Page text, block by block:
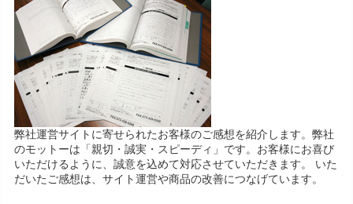
弊社運営サイトに寄せられたお客様のご感想を紹介します。弊社
のモットーは「親切・誠実・スピーディ」です。お客様にお喜び
いただけるように、誠意を込めて対応させていただきます。 いた
だいたご感想は、サイト運営や商品の改善につなげています。